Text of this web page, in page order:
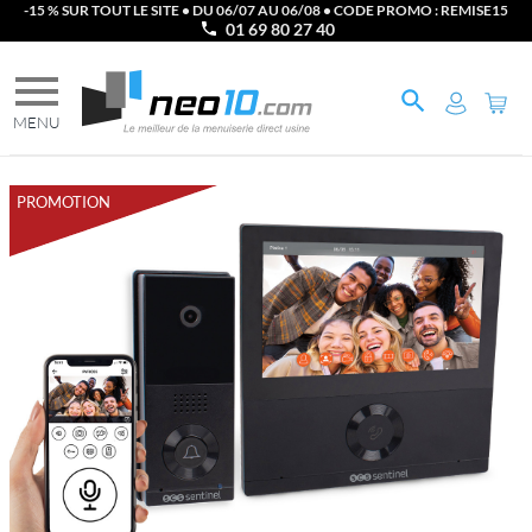
-15 % SUR TOUT LE SITE • DU 06/07 AU 06/08 • CODE PROMO : REMISE15
01 69 80 27 40
PROMOTION